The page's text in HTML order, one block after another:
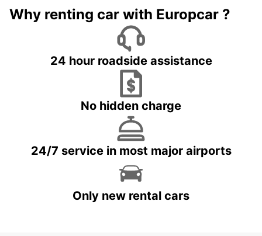
Why renting car with Europcar ?
24 hour roadside assistance
No hidden charge
24/7 service in most major airports
Only new rental cars